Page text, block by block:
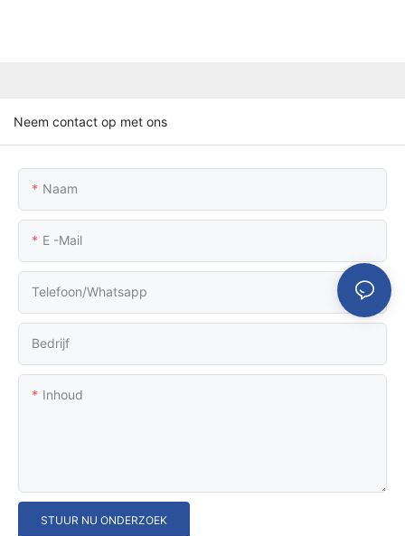
Neem contact op met ons
Naam
E -mail
Telefoon/whatsapp
Bedrijf
Inhoud
STUUR NU ONDERZOEK